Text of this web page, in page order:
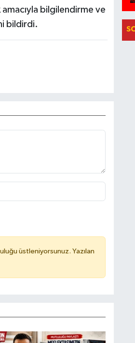
amacıyla bilgilendirme ve
bildirdi.
üstleniyorsunuz. Yazılan